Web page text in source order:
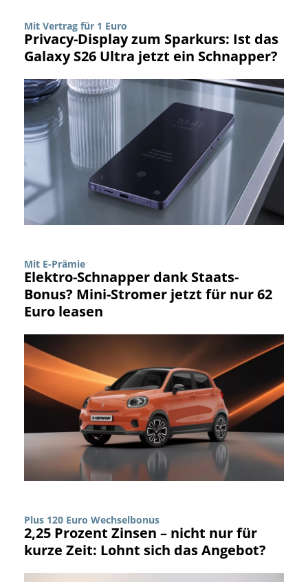
Mit Vertrag für 1 Euro
Privacy-Display zum Sparkurs: Ist das
Galaxy S26 Ultra jetzt ein Schnapper?
Mit E-Prämie
Elektro-Schnapper dank Staats-
Bonus? Mini-Stromer jetzt für nur 62
Euro leasen
Plus 120 Euro Wechselbonus
2,25 Prozent Zinsen – nicht nur für
kurze Zeit: Lohnt sich das Angebot?